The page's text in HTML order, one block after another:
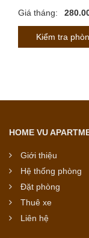
Giá tháng:
Kiểm tra
HOME VU
Giới thiệu
Hệ thống phòng
Đặt phòng
Thuê xe
Liên hệ